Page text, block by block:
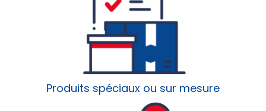
Produits spéciaux ou sur mesure